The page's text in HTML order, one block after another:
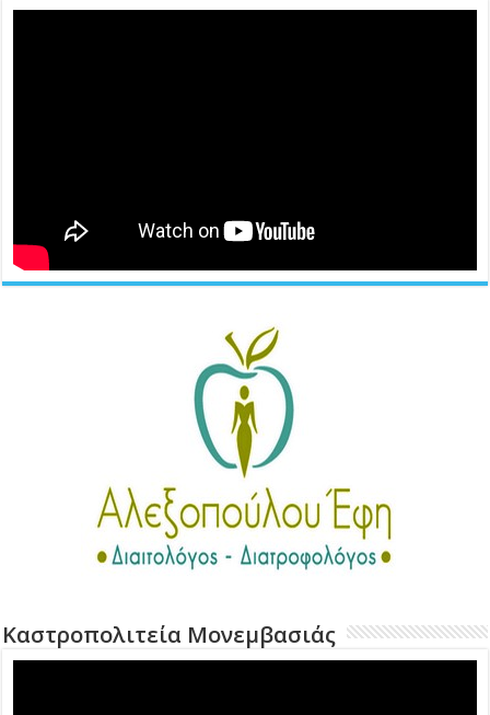
Καστροπολιτεία Μονεμβασιάς